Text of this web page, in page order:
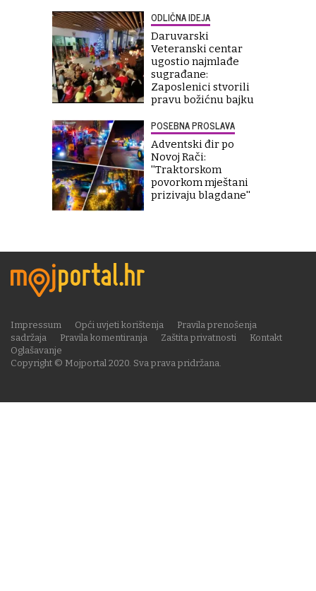
ODLIČNA IDEJA
Daruvarski
Veteranski centar
ugostio najmlađe
sugrađane:
Zaposlenici stvorili
pravu božićnu bajku
POSEBNA PROSLAVA
Adventski đir po
Novoj Rači:
''Traktorskom
povorkom mještani
prizivaju blagdane''
Copyright © Mojportal 2020. Sva prava pridržana.
Impressum Opći uvjeti korištenja
Pravila prenošenja
sadržaja
Pravila komentiranja Zaštita privatnosti
Kontakt
Oglašavanje